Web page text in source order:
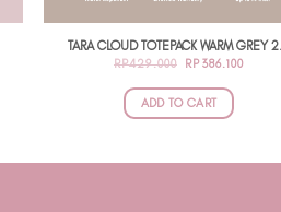
product
TARA CLOUD TOTEPACK WARM GREY
RP429.000
ORIGINAL
WAS:
RP429.000.
RP386.100
ADD TO CART